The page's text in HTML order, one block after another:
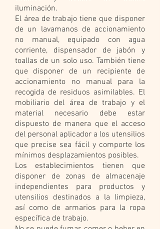
iluminación.
El área de trabajo tiene que disponer
de un lavamanos de accionamiento
no manual, equipado con agua
corriente, dispensador de jabón y
toallas de un solo uso. También tiene
que disponer de un recipiente de
accionamiento no manual para la
recogida de residuos asimilables. El
mobiliario del área de trabajo y el
material necesario debe estar
dispuesto de manera que el acceso
del personal aplicador a los utensilios
que precise sea fácil y comporte los
mínimos desplazamientos posibles.
Los establecimientos tienen que
disponer de zonas de almacenaje
independientes para productos y
utensilios destinados a la limpieza,
así como de armarios para la ropa
específica de trabajo.